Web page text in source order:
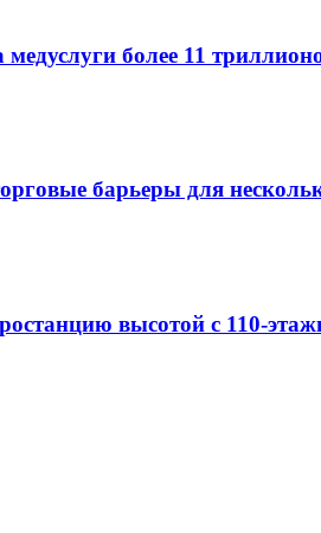
более 11
барьеры для
высотой с 110-